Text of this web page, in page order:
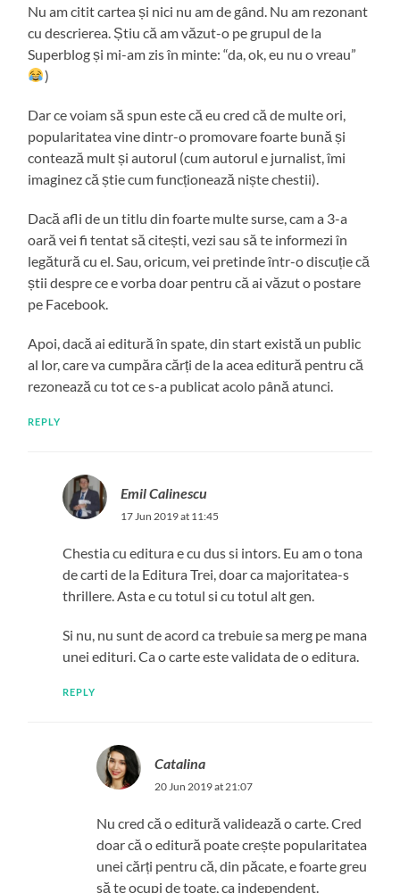
Nu am citit cartea și nici nu am de gând. Nu am rezonant
cu descrierea. Știu că am văzut-o pe grupul de la
Superblog și mi-am zis în minte: “da, ok, eu nu o vreau”
)
Dar ce voiam să spun este că eu cred că de multe ori,
popularitatea vine dintr-o promovare foarte bună și
contează mult și autorul (cum autorul e jurnalist, îmi
imaginez că știe cum funcționează niște chestii).
Dacă afli de un titlu din foarte multe surse, cam a 3-a
oară vei fi tentat să citești, vezi sau să te informezi în
legătură cu el. Sau, oricum, vei pretinde într-o discuție că
știi despre ce e vorba doar pentru că ai văzut o postare
pe Facebook.
Apoi, dacă ai editură în spate, din start există un public
al lor, care va cumpăra cărți de la acea editură pentru că
rezonează cu tot ce s-a publicat acolo până atunci.
REPLY
Emil Calinescu
17 Jun 2019 at 11:45
Chestia cu editura e cu dus si intors. Eu am o tona
de carti de la Editura Trei, doar ca majoritatea-s
thrillere. Asta e cu totul si cu totul alt gen.
Si nu, nu sunt de acord ca trebuie sa merg pe mana
unei edituri. Ca o carte este validata de o editura.
REPLY
Catalina
20 Jun 2019 at 21:07
Nu cred că o editură validează o carte. Cred
doar că o editură poate crește popularitatea
unei cărți pentru că, din păcate, e foarte greu
să te ocupi de toate, ca independent.